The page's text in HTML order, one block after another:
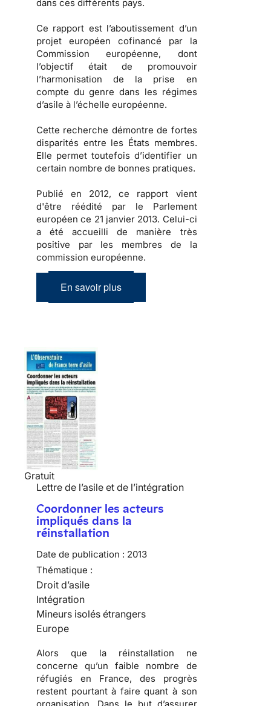
dans ces différents pays.
Ce rapport est l’aboutissement d’un
projet européen cofinancé par la
Commission européenne, dont
l’objectif était de promouvoir
l’harmonisation de la prise en
compte du genre dans les régimes
d’asile à l’échelle européenne.
Cette recherche démontre de fortes
disparités entre les États membres.
Elle permet toutefois d’identifier un
certain nombre de bonnes pratiques.
Publié en 2012, ce rapport vient
d'être réédité par le Parlement
européen ce 21 janvier 2013. Celui-ci
a été accueilli de manière très
positive par les membres de la
commission européenne.
En savoir plus
Gratuit
Lettre de l’asile et de l’intégration
Coordonner les acteurs
impliqués dans la
réinstallation
Date de publication : 2013
Thématique :
Droit d’asile
Intégration
Mineurs isolés étrangers
Europe
Alors que la réinstallation ne
concerne qu’un faible nombre de
réfugiés en France, des progrès
restent pourtant à faire quant à son
organisation. Dans le but d’assurer